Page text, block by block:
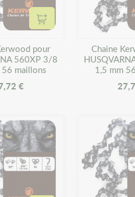
Ajouter au panier
pour
560XP 3/8
maillons
€
Chaine
1,5 mm